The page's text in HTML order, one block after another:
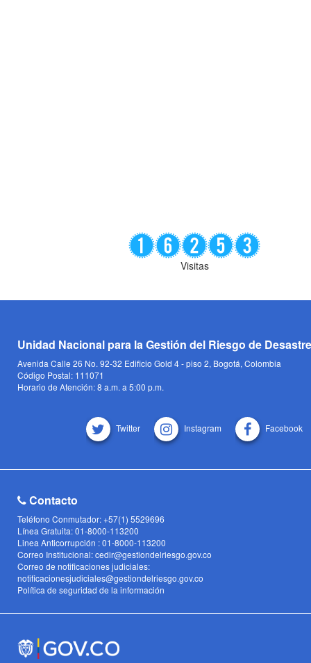
Visitas
Unidad Nacional para la Gestión del Riesgo de
Avenida Calle 26 No. 92-32 Edificio Gold 4 - piso 2, Bogotá, Colombia
Código Postal: 111071
Horario de Atención: 8 a.m. a 5:00 p.m.
Twitter Instagram Facebook
Contacto
Teléfono Conmutador: +57(1) 5529696
Línea Gratuita: 01-8000-113200
Linea Anticorrupción : 01-8000-113200
Correo Institucional: cedir@gestiondelriesgo.gov.co
Correo de notificaciones judiciales:
notificacionesjudiciales@gestiondelriesgo.gov.co
Política de seguridad de la información